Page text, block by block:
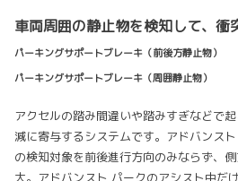
車両周囲の静止物を検知して、衝
パーキングサポートブレーキ（前後方静止物）
パーキングサポートブレーキ（周囲静止物）
アクセルの踏み間違いや踏みすぎなどで
減に寄与するシステムです。アドバンス
の検知対象を前後進行方向のみならず、
大。アドバンスト パークのアシスト中だ